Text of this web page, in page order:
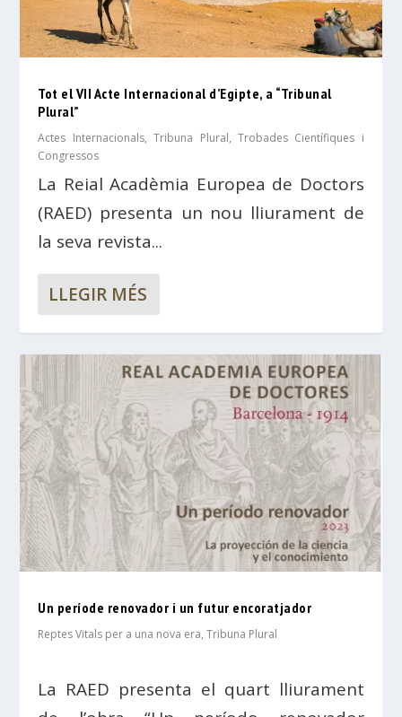
Tot el VII Acte Internacional d’Egipte, a “Tribunal
Plural”
Actes Internacionals,Tribuna Plural, Trobades Científiques i
Congressos
La Reial Acadèmia Europea de Doctors
(RAED) presenta un nou lliurament de
la seva revista...
LLEGIR MÉS
Un període renovador i un futur encoratjador
Reptes Vitals per a una nova era,Tribuna Plural
La RAED presenta el quart lliurament